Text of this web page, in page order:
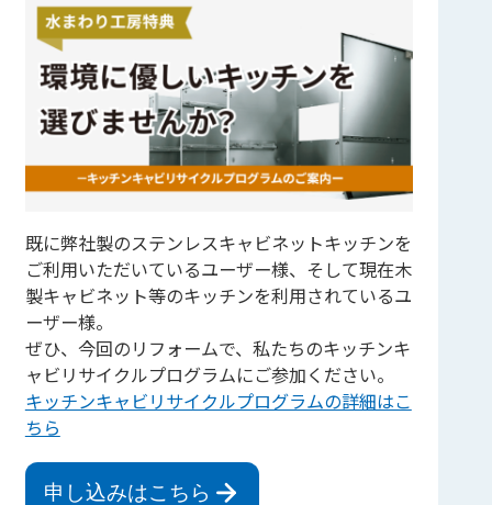
既に弊社製のステンレスキャビネットキッチンを
ご利用いただいているユーザー様、そして現在木
製キャビネット等のキッチンを利用されているユ
ーザー様。
ぜひ、今回のリフォームで、私たちのキッチンキ
ャビリサイクルプログラムにご参加ください。
キッチンキャビリサイクルプログラムの詳細はこ
ちら
申し込みはこちら